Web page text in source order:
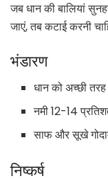
जब धान की बालियां
जाएं, तब कटाई करनी
भंडारण
धान को अच्छी
नमी 12-14
साफ और सूखे
निष्कर्ष